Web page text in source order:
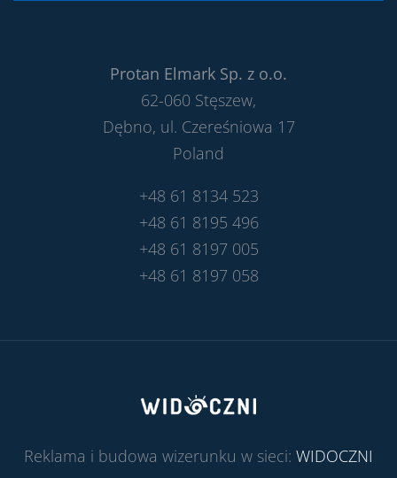
Protan Elmark Sp. z o.o.
62-060 Stęszew,
Dębno, ul. Czereśniowa 17
Poland
+48 61 8134 523
+48 61 8195 496
+48 61 8197 005
+48 61 8197 058
Reklama i budowa wizerunku w sieci: WIDOCZNI